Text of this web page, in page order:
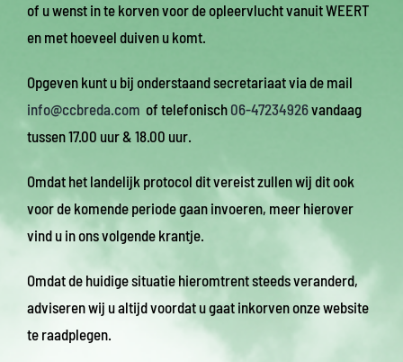
of u wenst in te korven voor de opleervlucht vanuit WEERT
en met hoeveel duiven u komt.
Opgeven kunt u bij onderstaand secretariaat via de mail
info@ccbreda.com of telefonisch 06-47234926vandaag
tussen 17.00 uur & 18.00 uur.
Omdat het landelijk protocol dit vereist zullen wij dit ook
voor de komende periode gaan invoeren, meer hierover
vind u in ons volgende krantje.
Omdat de huidige situatie hieromtrent steeds veranderd,
adviseren wij u altijd voordat u gaat inkorven onze website
te raadplegen.